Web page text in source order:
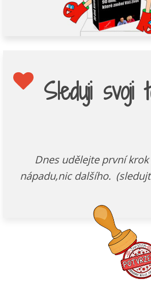
Sleduji svoji
Dnes udělejte první
nápadu,nic dalšího.